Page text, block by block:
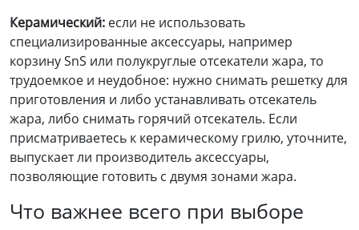
Керамический: если не использовать
специализированные аксессуары, например
корзину SnS или полукруглые отсекатели жара, то
трудоемкое и неудобное: нужно снимать решетку для
приготовления и либо устанавливать отсекатель
жара, либо снимать горячий отсекатель. Если
присматриваетесь к керамическому грилю, уточните,
выпускает ли производитель аксессуары,
позволяющие готовить с двумя зонами жара.
Что важнее всего при выборе